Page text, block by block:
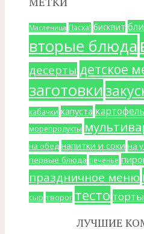
Масленица Пасха! бисквит
вторые блюда
десерты детское
заготовки
кабачки капуста картофель
морепродукты
на обед напитки и соки на
первые блюда печенье
праздничное меню
сыр творог тесто торты
ЛУЧШИЕ